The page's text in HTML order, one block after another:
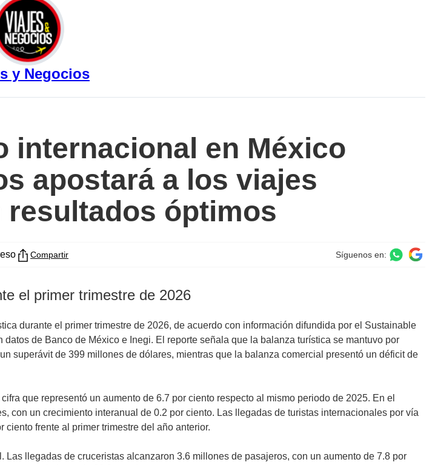
y Negocios
internacional en México
apostará a los viajes
óptimos
Compartir Síguenos en:
el primer trimestre de 2026
durante el primer trimestre de 2026, de acuerdo con información difundida por el Sustainable
de Banco de México e Inegi. El reporte señala que la balanza turística se mantuvo por
superávit de 399 millones de dólares, mientras que la balanza comercial presentó un déficit de
que representó un aumento de 6.7 por ciento respecto al mismo periodo de 2025. En el
con un crecimiento interanual de 0.2 por ciento. Las llegadas de turistas internacionales por vía
frente al primer trimestre del año anterior.
llegadas de cruceristas alcanzaron 3.6 millones de pasajeros, con un aumento de 7.8 por